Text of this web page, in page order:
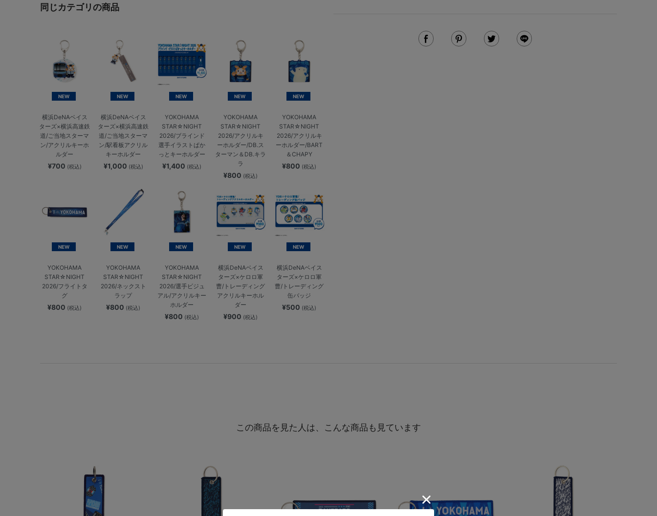
同じカテゴリの商品
NEW
横浜DeNAベイス
ターズ×横浜高速鉄
道/ご当地スターマ
ン/アクリルキーホ
ルダー
¥700 (税込)
NEW
横浜DeNAベイス
ターズ×横浜高速鉄
道/ご当地スターマ
ン/駅看板アクリル
キーホルダー
¥1,000 (税込)
NEW
YOKOHAMA
STAR☆NIGHT
2026/ブラインド
選手イラストぱか
っとキーホルダー
¥1,400 (税込)
NEW
YOKOHAMA
STAR☆NIGHT
2026/アクリルキ
ーホルダー/DB.ス
ターマン＆DB.キラ
ラ
¥800 (税込)
NEW
YOKOHAMA
STAR☆NIGHT
2026/アクリルキ
ーホルダー/BART
＆CHAPY
¥800 (税込)
NEW
YOKOHAMA
STAR☆NIGHT
2026/フライトタ
グ
¥800 (税込)
NEW
YOKOHAMA
STAR☆NIGHT
2026/ネックスト
ラップ
¥800 (税込)
NEW
YOKOHAMA
STAR☆NIGHT
2026/選手ビジュ
アル/アクリルキー
ホルダー
¥800 (税込)
NEW
横浜DeNAベイス
ターズ×ケロロ軍
曹/トレーディング
アクリルキーホル
ダー
¥900 (税込)
NEW
横浜DeNAベイス
ターズ×ケロロ軍
曹/トレーディング
缶バッジ
¥500 (税込)
この商品を見た人は、こんな商品も見ています